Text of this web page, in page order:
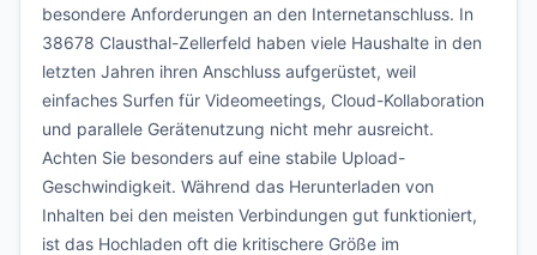
besondere Anforderungen an den Internetanschluss. In
38678 Clausthal-Zellerfeld haben viele Haushalte in den
letzten Jahren ihren Anschluss aufgerüstet, weil
einfaches Surfen für Videomeetings, Cloud-Kollaboration
und parallele Gerätenutzung nicht mehr ausreicht.
Achten Sie besonders auf eine stabile Upload-
Geschwindigkeit. Während das Herunterladen von
Inhalten bei den meisten Verbindungen gut funktioniert,
ist das Hochladen oft die kritischere Größe im